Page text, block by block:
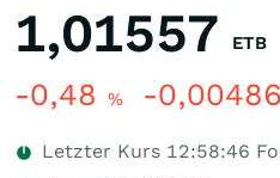
1,01557 ETB
-0,48 % -0,00486
Letzter Kurs 12:58:46